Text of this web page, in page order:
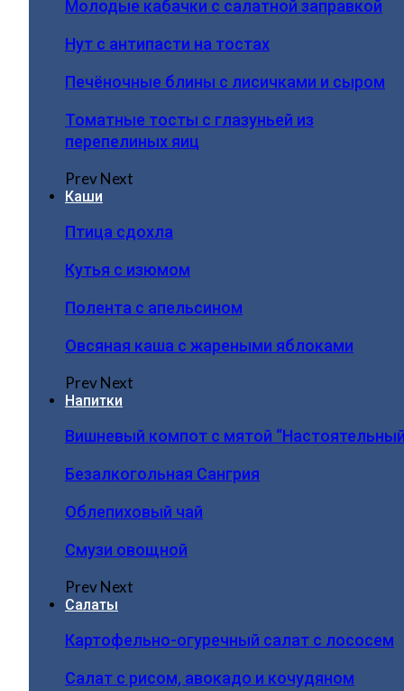
Молодые кабачки с салатной заправкой
Нут с антипасти на тостах
Печёночные блины с лисичками и сыром
Томатные тосты с глазуньей из
перепелиных яиц
PrevNext
Каши
Птица сдохла
Кутья с изюмом
Полента с апельсином
Овсяная каша с жареными яблоками
PrevNext
Напитки
Вишневый компот с мятой
Безалкогольная Сангрия
Облепиховый чай
Смузи овощной
PrevNext
Салаты
Картофельно-огуречный салат с лососем
Салат с рисом, авокадо и кочудяном